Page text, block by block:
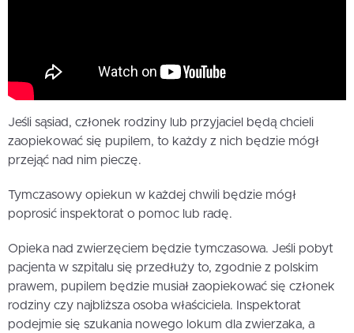
Jeśli sąsiad, członek rodziny lub przyjaciel będą chcieli
zaopiekować się pupilem, to każdy z nich będzie mógł
przejąć nad nim pieczę.
Tymczasowy opiekun w każdej chwili będzie mógł
poprosić inspektorat o pomoc lub radę.
Opieka nad zwierzęciem będzie tymczasowa. Jeśli pobyt
pacjenta w szpitalu się przedłuży to, zgodnie z polskim
prawem, pupilem będzie musiał zaopiekować się członek
rodziny czy najbliższa osoba właściciela. Inspektorat
podejmie się szukania nowego lokum dla zwierzaka, a